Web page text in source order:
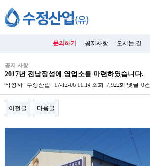
문의하기 공지사항 오시는 길
공지 사항
2017년 전남장성에 영업소를 마련하였습니다.
작성자 수정산업 17-12-06 11:14 조회 7,922회 댓글 0건
이전글 다음글